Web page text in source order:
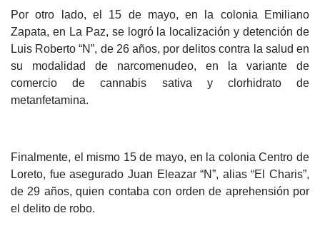
Por otro lado, el 15 de mayo, en la colonia Emiliano
Zapata, en La Paz, se logró la localización y detención de
Luis Roberto “N”, de 26 años, por delitos contra la salud en
su modalidad de narcomenudeo, en la variante de
comercio de cannabis sativa y clorhidrato de
metanfetamina.
Finalmente, el mismo 15 de mayo, en la colonia Centro de
Loreto, fue asegurado Juan Eleazar “N”, alias “El Charis”,
de 29 años, quien contaba con orden de aprehensión por
el delito de robo.